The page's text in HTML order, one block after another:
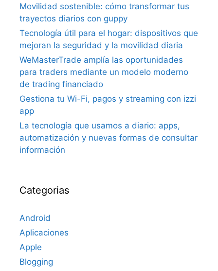
Movilidad sostenible: cómo transformar tus
trayectos diarios con guppy
Tecnología útil para el hogar: dispositivos que
mejoran la seguridad y la movilidad diaria
WeMasterTrade amplía las oportunidades
para traders mediante un modelo moderno
de trading financiado
Gestiona tu Wi-Fi, pagos y streaming con izzi
app
La tecnología que usamos a diario: apps,
automatización y nuevas formas de consultar
información
Categorias
Android
Aplicaciones
Apple
Blogging